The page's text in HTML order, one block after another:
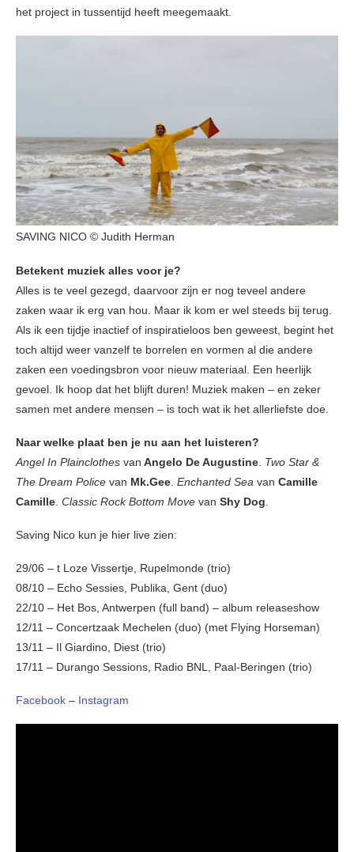
het project in tussentijd heeft meegemaakt.
SAVING NICO © Judith Herman
Betekent muziek alles voor je?
Alles is te veel gezegd, daarvoor zijn er nog teveel andere
zaken waar ik erg van hou. Maar ik kom er wel steeds bij terug.
Als ik een tijdje inactief of inspiratieloos ben geweest, begint het
toch altijd weer vanzelf te borrelen en vormen al die andere
zaken een voedingsbron voor nieuw materiaal. Een heerlijk
gevoel. Ik hoop dat het blijft duren! Muziek maken – en zeker
samen met andere mensen – is toch wat ik het allerliefste doe.
Naar welke plaat ben je nu aan het luisteren?
Angel In Plainclothes van Angelo De Augustine Two Star &
The Dream Police van Mk.Gee Enchanted Sea van Camille
Camille Classic Rock Bottom Move van Shy Dog
Saving Nico kun je hier live zien:
29/06 – t Loze Vissertje, Rupelmonde (trio)
08/10 – Echo Sessies, Publika, Gent (duo)
22/10 – Het Bos, Antwerpen (full band) – album releaseshow
12/11 – Concertzaak Mechelen (duo) (met Flying Horseman)
13/11 – Il Giardino, Diest (trio)
17/11 – Durango Sessions, Radio BNL, Paal-Beringen (trio)
Facebook – Instagram